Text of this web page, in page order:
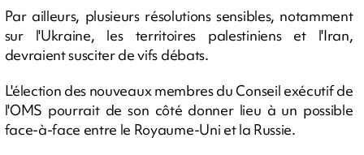
Par ailleurs, plusieurs résolutions sensibles, notamment
sur l'Ukraine, les territoires palestiniens et l'Iran,
devraient susciter de vifs débats.
L'élection des nouveaux membres du Conseil exécutif de
l'OMS pourrait de son côté donner lieu à un possible
face-à-face entre le Royaume-Uni et la Russie.